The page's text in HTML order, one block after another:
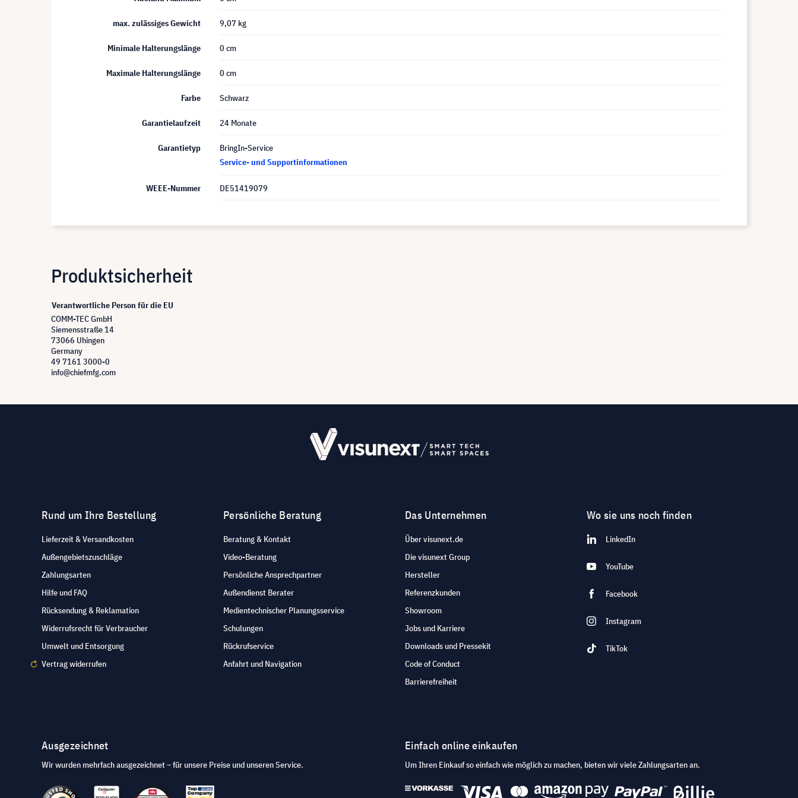
max. zulässiges Gewicht 9,07 kg
Minimale Halterungslänge 0 cm
Maximale Halterungslänge 0 cm
Farbe Schwarz
Garantielaufzeit 24 Monate
Garantietyp
BringIn-Service
Service- und Supportinformationen
WEEE-Nummer DE51419079
Produktsicherheit
Verantwortliche Person für die EU
COMM-TEC GmbH
Siemensstraße 14
73066 Uhingen
Germany
49 7161 3000-0
info@chiefmfg.com
Rund um Ihre Bestellung
Lieferzeit & Versandkosten
Außengebietszuschläge
Zahlungsarten
Hilfe und FAQ
Rücksendung & Reklamation
Widerrufsrecht für Verbraucher
Umwelt und Entsorgung
Vertrag widerrufen
Persönliche Beratung
Beratung & Kontakt
Video-Beratung
Persönliche Ansprechpartner
Außendienst Berater
Medientechnischer Planungsservice
Schulungen
Rückrufservice
Anfahrt und Navigation
Das Unternehmen
Über visunext.de
Die visunext Group
Hersteller
Referenzkunden
Showroom
Jobs und Karriere
Downloads und Pressekit
Code of Conduct
Barrierefreiheit
Wo sie uns noch finden
LinkedIn
YouTube
Facebook
Instagram
TikTok
Ausgezeichnet
Wir wurden mehrfach ausgezeichnet – für unsere Preise und unseren Service.
Einfach online einkaufen
Um Ihren Einkauf so einfach wie möglich zu machen, bieten wir viele Zahlungsarten an.